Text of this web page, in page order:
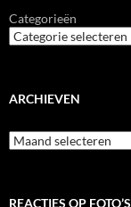
Categorieën
ARCHIEVEN
Archieven
REACTIES OP FOTO’S